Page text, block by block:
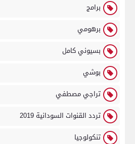
برامج
برهومي
بسيوني كامل
بوشي
تراجي مصطفي
تردد القنوات السودانية 2019
تنكولوجيا